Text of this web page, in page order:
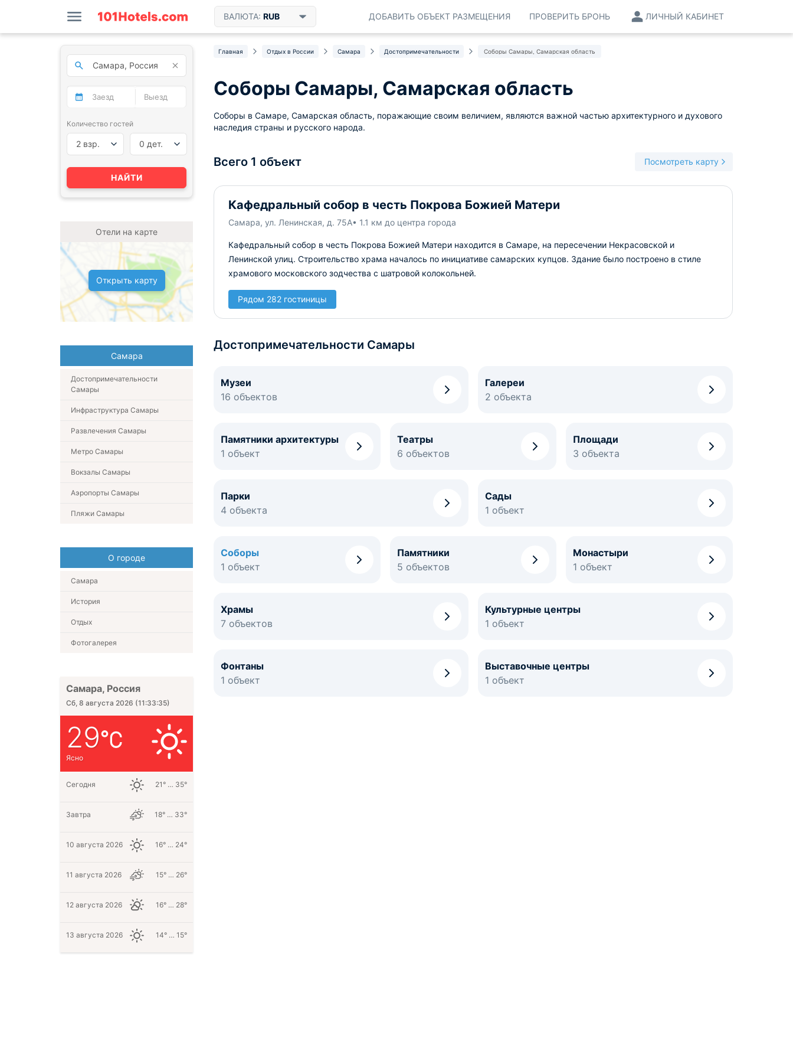
ВАЛЮТА: RUB ЛИЧНЫЙ КАБИНЕТ
ПРОВЕРИТЬ БРОНЬ
ДОБАВИТЬ ОБЪЕКТ РАЗМЕЩЕНИЯ
Главная Отдых в России Самара Достопримечательности Соборы Самары, Самарская область
Соборы Самары, Самарская область
Соборы в Самаре, Самарская область, поражающие своим величием, являются важной частью архитектурного и духового
наследия страны и русского народа.
Всего 1 объект Посмотреть карту
Кафедральный собор в честь Покрова Божией Матери
Самара, ул. Ленинская, д. 75А• 1.1 км до центра города
Кафедральный собор в честь Покрова Божией Матери находится в Самаре, на пересечении Некрасовской и
Ленинской улиц. Строительство храма началось по инициативе самарских купцов. Здание было построено в стиле
храмового московского зодчества с шатровой колокольней.
Рядом 282 гостиницы
Достопримечательности Самары
Музеи
16 объектов
Галереи
2 объекта
Памятники архитектуры
1 объект
Театры
6 объектов
Площади
3 объекта
Парки
4 объекта
Сады
1 объект
Соборы
1 объект
Памятники
5 объектов
Монастыри
1 объект
Храмы
7 объектов
Культурные центры
1 объект
Фонтаны
1 объект
Выставочные центры
1 объект
Количество гостей
2 взр. 0 дет.
НАЙТИ
Отели на карте
Открыть карту
Самара
Достопримечательности
Самары
Инфраструктура Самары
Развлечения Самары
Метро Самары
Вокзалы Самары
Аэропорты Самары
Пляжи Самары
О городе
Самара
История
Отдых
Фотогалерея
Самара, Россия
Сб, 8 августа 2026 (11:33:35)
29
Ясно
Сегодня 21° … 35°
Завтра 18° … 33°
10 августа 2026 16° … 24°
11 августа 2026 15° … 26°
12 августа 2026 16° … 28°
13 августа 2026 14° … 15°